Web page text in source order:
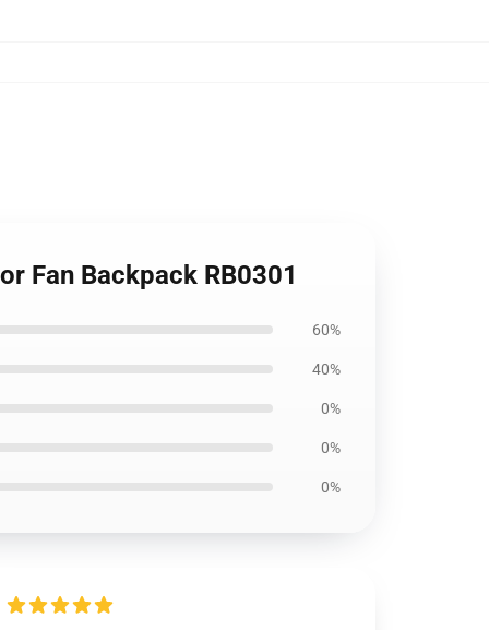
Fan Backpack RB0301
60%
40%
0%
0%
0%